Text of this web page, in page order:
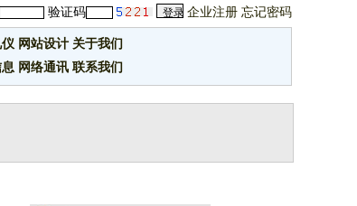
验证码 企业注册 忘记密码
网站设计 关于我们
网络通讯 联系我们